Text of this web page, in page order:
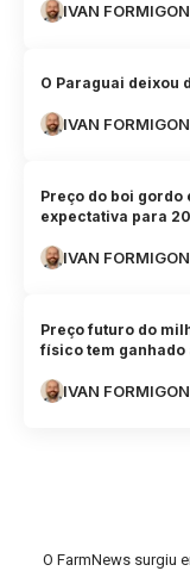
IVAN
O Paraguai deixou
IVAN
Preço do boi gordo
expectativa para
IVAN
Preço futuro do
físico tem ganhado
IVAN
O FarmNews surgiu